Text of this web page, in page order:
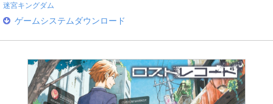
迷宮キングダム
ゲームシステムダウンロード